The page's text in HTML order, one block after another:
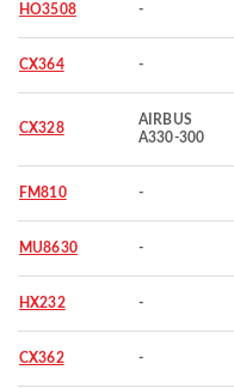
HO3508 -
CX364 -
CX328
AIRBUS
A330-300
FM810 -
MU8630 -
HX232 -
CX362 -